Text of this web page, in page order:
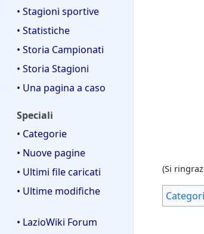
• Stagioni sportive
• Statistiche
• Storia Campionati
• Storia Stagioni
• Una pagina a caso
Speciali
• Categorie
• Nuove pagine
• Ultimi file caricati
• Ultime modifiche
• LazioWiki Forum
(Si